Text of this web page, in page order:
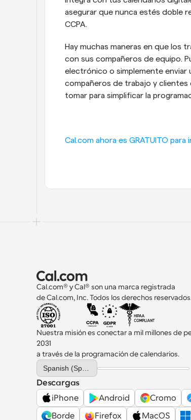
asegurar que nunca estés doble
CCPA.
Hay muchas maneras en que los
con sus compañeros de equipo.
electrónico o simplemente enviar
compañeros de trabajo y clientes
tomar para simplificar la
Cal.com ahora es GRATUITO
Cal.com® y Cal® son una marca registrada
de Cal.com, Inc. Todos los derechos reservados.
Nuestra misión es conectar a mil millones de
2031
a través de la programación de calendarios.
Select Language
Descargas
iPhone
Android Cromo
Borde
Firefox MacOS